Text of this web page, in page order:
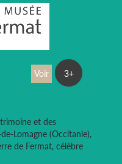
et des
Lomagne (Occitanie),
de Fermat, célèbre
Voir 3+